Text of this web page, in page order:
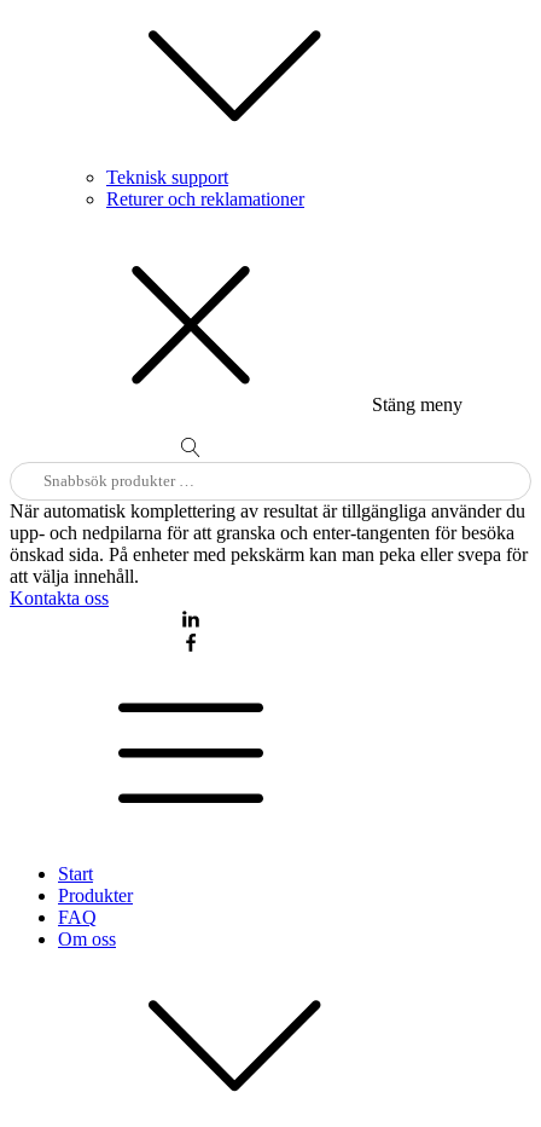
Teknisk support
Returer och reklamationer
Stäng meny
Sök
efter:
När automatisk komplettering av resultat är tillgängliga använder du
upp- och nedpilarna för att granska och enter-tangenten för besöka
önskad sida. På enheter med pekskärm kan man peka eller svepa för
att välja innehåll.
Kontakta oss
Start
Produkter
FAQ
Om oss